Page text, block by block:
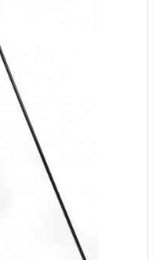
en
démonté et
et le
assure le confort
Des décorations
son